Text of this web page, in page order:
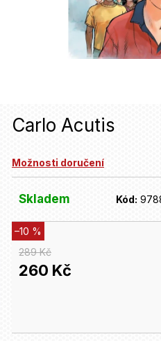
Carlo Acutis
Možnosti doručení
Skladem Kód:
289 Kč
–10 %
260 Kč
n
j
?